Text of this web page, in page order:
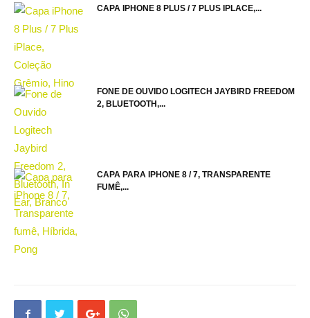
CAPA IPHONE 8 PLUS / 7 PLUS IPLACE,...
FONE DE OUVIDO LOGITECH JAYBIRD FREEDOM
2, BLUETOOTH,...
CAPA PARA IPHONE 8 / 7, TRANSPARENTE
FUMÊ,...